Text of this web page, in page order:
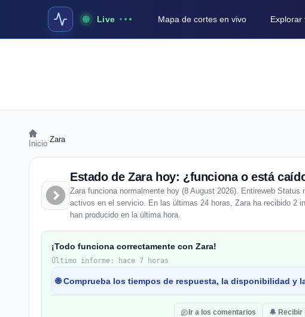
Live Mapa de cortes en vivo Explorar
Inicio Zara
Estado de Zara hoy: ¿funciona o está
Zara funciona normalmente hoy (8 August 2026). Entireweb Status
activos en el servicio. En las últimas 24 horas, Zara ha recibido 2
han producido en la última hora.
¡Todo funciona correctamente con Zara!
Último informe: hace 7 horas
🌐 Comprueba los tiempos de respuesta, la disponibilidad y
Ir a los comentarios 🔔